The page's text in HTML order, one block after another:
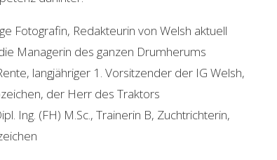
Fotografin, Redakteurin von Welsh aktuell
Managerin des ganzen Drumherums
langjähriger 1. Vorsitzender der IG Welsh,
der Herr des Traktors
Ing. (FH) M.Sc., Trainerin B, Zuchtrichterin,